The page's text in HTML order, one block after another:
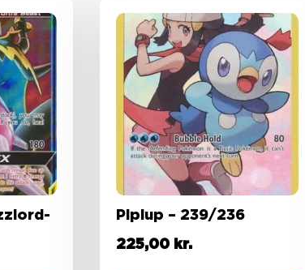
Piplup – 239/236
225,00 kr.